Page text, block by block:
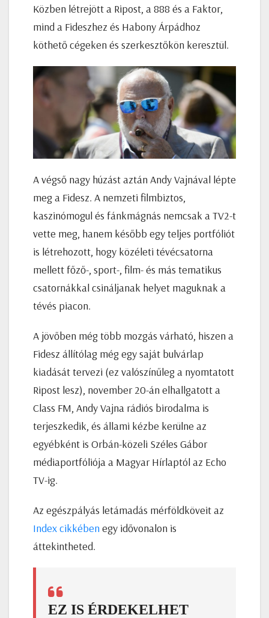
Közben létrejött a Ripost, a 888 és a Faktor,
mind a Fideszhez és Habony Árpádhoz
köthető cégeken és szerkesztőkön keresztül.
A végső nagy húzást aztán Andy Vajnával lépte
meg a Fidesz. A nemzeti filmbiztos,
kaszinómogul és fánkmágnás nemcsak a TV2-t
vette meg, hanem később egy teljes portfóliót
is létrehozott, hogy közéleti tévécsatorna
mellett főző-, sport-, film- és más tematikus
csatornákkal csináljanak helyet maguknak a
tévés piacon.
A jövőben még több mozgás várható, hiszen a
Fidesz állítólag még egy saját bulvárlap
kiadását tervezi (ez valószínűleg a nyomtatott
Ripost lesz), november 20-án elhallgatott a
Class FM, Andy Vajna rádiós birodalma is
terjeszkedik, és állami kézbe kerülne az
egyébként is Orbán-közeli Széles Gábor
médiaportfóliója a Magyar Hírlaptól az Echo
TV-ig.
Az egészpályás letámadás mérföldköveit az
Index cikkébenegy idővonalon is
áttekintheted.
EZ IS ÉRDEKELHET